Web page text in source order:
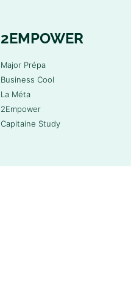
2EMPOWER
Major Prépa
Business Cool
La Méta
2Empower
Capitaine Study